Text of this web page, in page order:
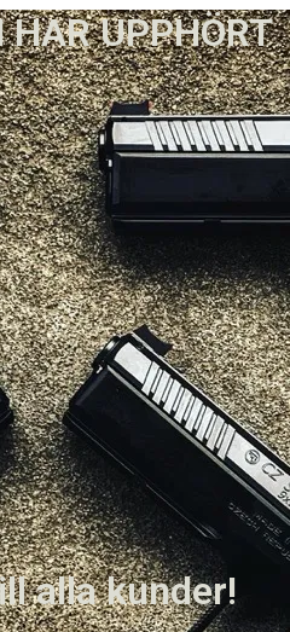
UPPHÖRT
alla kunder!